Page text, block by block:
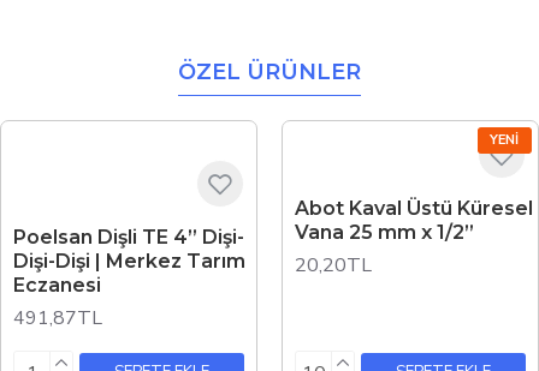
ÖZEL ÜRÜNLER
Poelsan Dişli TE 4” Dişi-
Dişi-Dişi | Merkez Tarım
Eczanesi
491,87TL
YENI
Abot Kaval Üstü Küresel
Vana 25 mm x 1/2”
20,20TL